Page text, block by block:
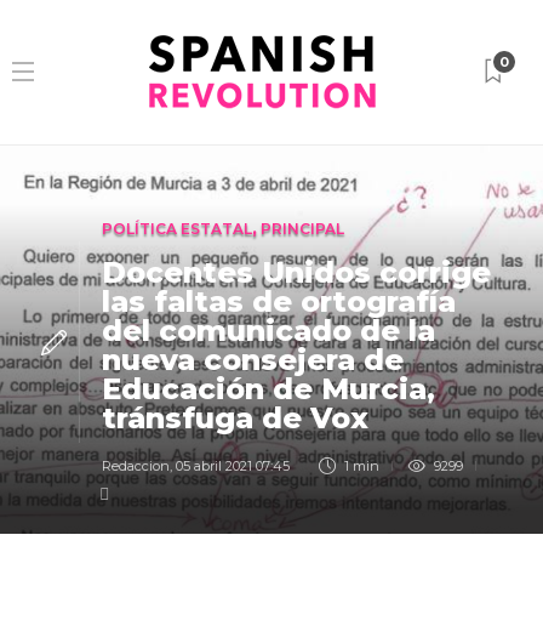
0
POLÍTICA ESTATAL, PRINCIPAL
Docentes Unidos corrige
las faltas de ortografía
del comunicado de la
nueva consejera de
Educación de Murcia,
tránsfuga de Vox
Redaccion,05 abril 2021 07:45 1 min 9299